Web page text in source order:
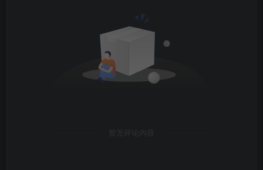
暂无评论内容